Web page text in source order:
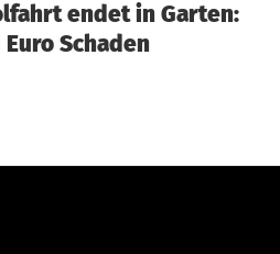
endet in Garten:
Schaden